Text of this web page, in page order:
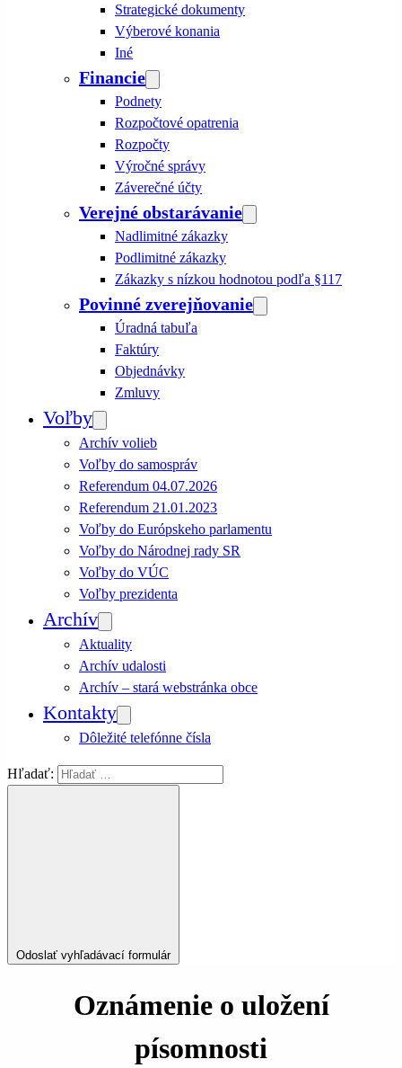
Strategické dokumenty
Výberové konania
Iné
Financie
Podnety
Rozpočtové opatrenia
Rozpočty
Výročné správy
Záverečné účty
Verejné obstarávanie
Nadlimitné zákazky
Podlimitné zákazky
Zákazky s nízkou hodnotou podľa §117
Povinné zverejňovanie
Úradná tabuľa
Faktúry
Objednávky
Zmluvy
Voľby
Archív volieb
Voľby do samospráv
Referendum 04.07.2026
Referendum 21.01.2023
Voľby do Európskeho parlamentu
Voľby do Národnej rady SR
Voľby do VÚC
Voľby prezidenta
Archív
Aktuality
Archív udalosti
Archív – stará webstránka obce
Kontakty
Dôležité telefónne čísla
Hľadať:
Odoslať vyhľadávací formulár
Oznámenie o uložení
písomnosti